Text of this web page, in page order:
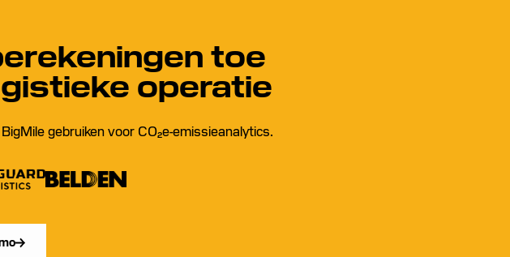
toe
operatie
gebruiken voor CO₂e-emissieanalytics.